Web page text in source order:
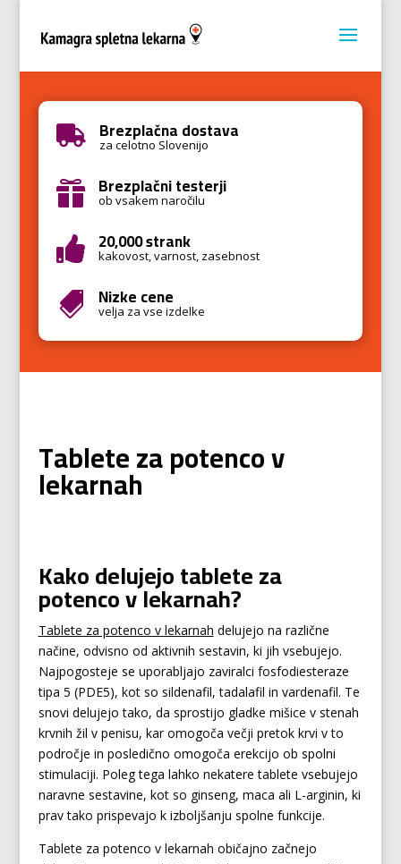
 Brezplačna dostava
za celotno Slovenijo
 Brezplačni testerji
ob vsakem naročilu
 20,000 strank
kakovost, varnost, zasebnost
 Nizke cene
velja za vse izdelke
Tablete za potenco v
lekarnah
Kako delujejo tablete za
potenco v lekarnah?
Tablete za potenco v lekarnah delujejo na različne
načine, odvisno od aktivnih sestavin, ki jih vsebujejo.
Najpogosteje se uporabljajo zaviralci fosfodiesteraze
tipa 5 (PDE5), kot so sildenafil, tadalafil in vardenafil. Te
snovi delujejo tako, da sprostijo gladke mišice v stenah
krvnih žil v penisu, kar omogoča večji pretok krvi v to
področje in posledično omogoča erekcijo ob spolni
stimulaciji. Poleg tega lahko nekatere tablete vsebujejo
naravne sestavine, kot so ginseng, maca ali L-arginin, ki
prav tako prispevajo k izboljšanju spolne funkcije.
Tablete za potenco v lekarnah običajno začnejo